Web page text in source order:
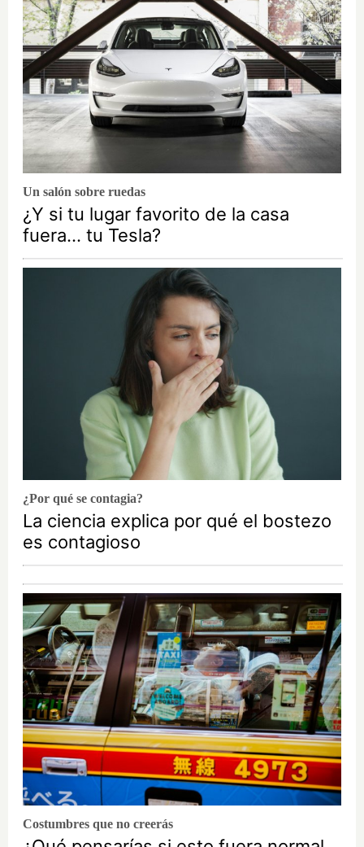
Un salón sobre ruedas
¿Y si tu lugar favorito de la casa
fuera… tu Tesla?
¿Por qué se contagia?
La ciencia explica por qué el bostezo
es contagioso
Costumbres que no creerás